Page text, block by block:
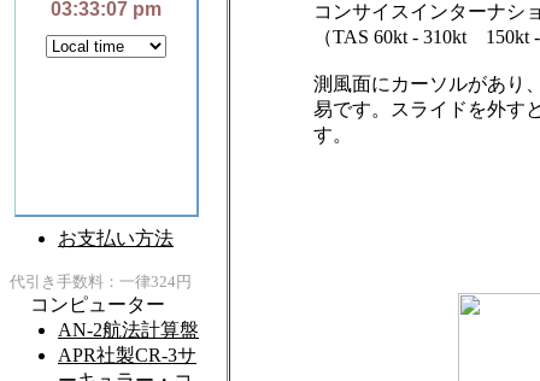
コンサイスインターナシ
（TAS 60kt - 310kt 150kt
測風面にカーソルがあり
易です。スライドを外す
す。